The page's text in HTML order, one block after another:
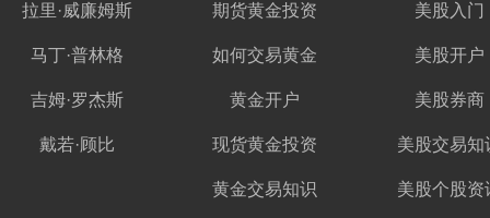
拉里·威廉姆斯
马丁·普林格
吉姆·罗杰斯
戴若·顾比
期货黄金投资
如何交易黄金
黄金开户
现货黄金投资
黄金交易知识
美股入门
美股开户
美股券商
美股交易知
美股个股资